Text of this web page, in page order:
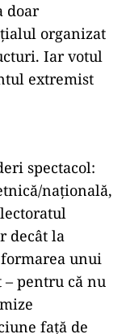
doar
organizat
Iar votul
extremist
spectacol:
națională,
decât la
unui
pentru că nu
față de